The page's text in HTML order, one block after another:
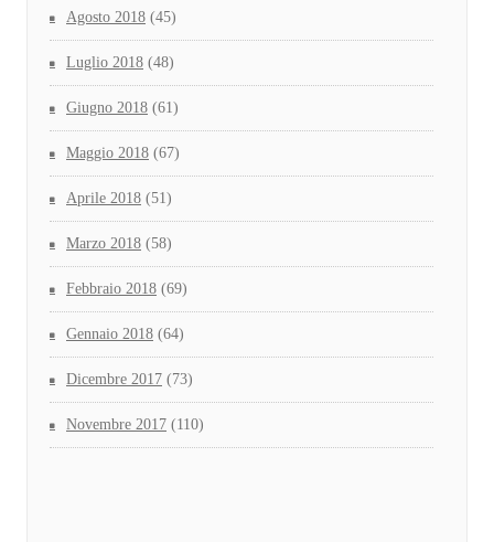
Agosto 2018 (45)
Luglio 2018 (48)
Giugno 2018 (61)
Maggio 2018 (67)
Aprile 2018 (51)
Marzo 2018 (58)
Febbraio 2018 (69)
Gennaio 2018 (64)
Dicembre 2017 (73)
Novembre 2017 (110)